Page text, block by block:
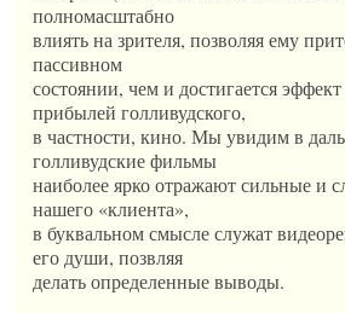
полномасштабно
влиять на зрителя, позволяя ему
пассивном
состоянии, чем и достигается
прибылей голливудского,
в частности, кино. Мы увидим в
голливудские фильмы
наиболее ярко отражают сильные и
нашего «клиента»,
в буквальном смысле служат
его души, позвляя
делать определенные выводы.